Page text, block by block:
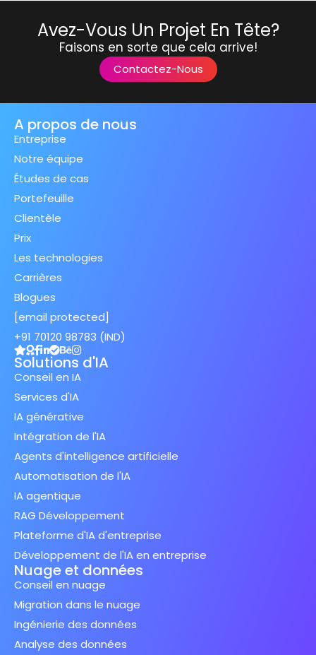
Avez-Vous Un Projet En Tête?
Faisons en sorte que cela arrive!
Contactez-Nous
A propos de nous
Entreprise
Notre équipe
Études de cas
Portefeuille
Clientèle
Prix
Les technologies
Carrières
Blogues
[email protected]
+91 70120 98783 (IND)
Solutions d'IA
Conseil en IA
Services d'IA
IA générative
Intégration de l'IA
Agents d'intelligence artificielle
Automatisation de l'IA
IA agentique
RAG Développement
Plateforme d'IA d'entreprise
Développement de l'IA en entreprise
Nuage et données
Conseil en nuage
Migration dans le nuage
Ingénierie des données
Analyse des données